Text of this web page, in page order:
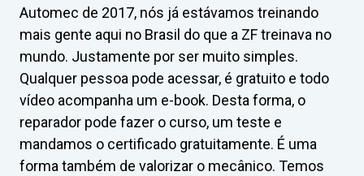
Automec de 2017, nós já estávamos treinando
mais gente aqui no Brasil do que a ZF treinava no
mundo. Justamente por ser muito simples.
Qualquer pessoa pode acessar, é gratuito e todo
vídeo acompanha um e-book. Desta forma, o
reparador pode fazer o curso, um teste e
mandamos o certificado gratuitamente. É uma
forma também de valorizar o mecânico. Temos